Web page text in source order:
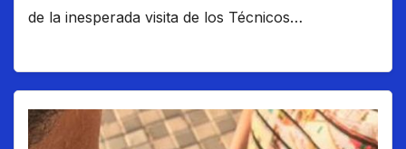
de la inesperada visita de los Técnicos…